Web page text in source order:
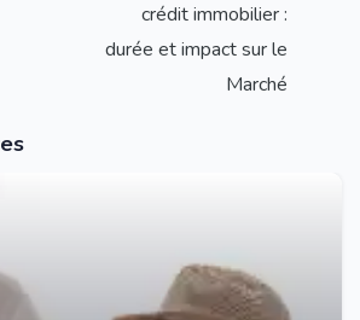
crédit immobilier :
durée et impact sur le
Marché